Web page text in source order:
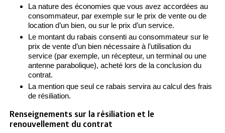
La nature des économies que vous avez accordées au
consommateur, par exemple sur le prix de vente ou de
location d’un bien, ou sur le prix d’un service.
Le montant du rabais consenti au consommateur sur le
prix de vente d’un bien nécessaire à l’utilisation du
service (par exemple, un récepteur, un terminal ou une
antenne parabolique), acheté lors de la conclusion du
contrat.
La mention que seul ce rabais servira au calcul des frais
de résiliation.
Renseignements sur la résiliation et le
renouvellement du contrat